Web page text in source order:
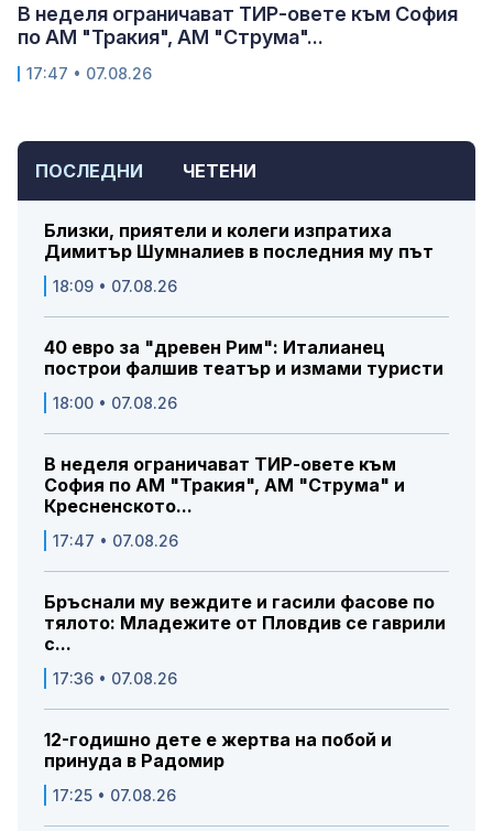
ПОСЛЕДНИ ЧЕТЕНИ
Близки, приятели и колеги изпратиха
Димитър Шумналиев в последния му път
18:09 • 07.08.26
40 евро за "древен Рим": Италианец
построи фалшив театър и измами туристи
18:00 • 07.08.26
В неделя ограничават ТИР-овете към
София по АМ "Тракия", АМ "Струма" и
Кресненското...
17:47 • 07.08.26
Бръснали му веждите и гасили фасове по
тялото: Младежите от Пловдив се гаврили
с...
17:36 • 07.08.26
12-годишно дете е жертва на побой и
принуда в Радомир
17:25 • 07.08.26
В неделя ограничават ТИР-овете към София
по АМ "Тракия", АМ "Струма"...
17:47 • 07.08.26